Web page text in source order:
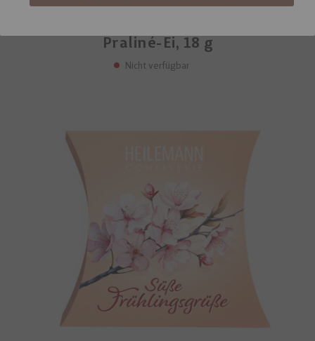
Praliné-Ei, 18 g
Nicht verfügbar